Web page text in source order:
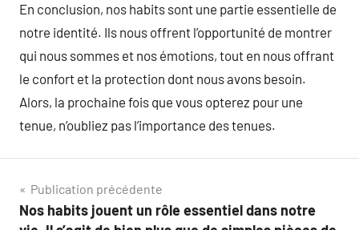
En conclusion, nos habits sont une partie essentielle de
notre identité. Ils nous offrent l’opportunité de montrer
qui nous sommes et nos émotions, tout en nous offrant
le confort et la protection dont nous avons besoin.
Alors, la prochaine fois que vous opterez pour une
tenue, n’oubliez pas l’importance des tenues.
Navigation
de
Publication précédente
Nos habits jouent un rôle essentiel dans notre